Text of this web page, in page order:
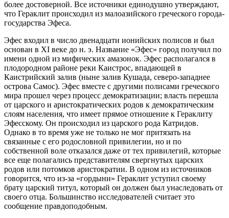
более достоверной. Все источники единодушно утверждают,
что Гераклит происходил из малоазийского греческого города-
государства Эфеса.
Эфес входил в число двенадцати ионийских полисов и был
основан в XI веке до н. э. Название «Эфес» город получил по
имени одной из мифических амазонок. Эфес располагался в
плодородном районе реки Каистрос, впадающей в
Каистрийский залив (ныне залив Кушада, северо-западнее
острова Самос). Эфес вместе с другими полисами греческого
мира прошел через процесс демократизации; власть перешла
от царского и аристократических родов к демократическим
слоям населения, что имеет прямое отношение к Гераклиту
Эфесскому. Он происходил из царского рода Катридов.
Однако в то время уже не только не мог притязать на
связанные с его родословной привилегии, но и по
собственной воле отказался даже от тех привилегий, которые
все еще полагались представителям свергнутых царских
родов или потомков аристократии. В одном из источников
говорится, что из-за «гордыни» Гераклит уступил своему
брату царский титул, который он должен был унаследовать от
своего отца. Большинство исследователей считает это
сообщение правдоподобным.